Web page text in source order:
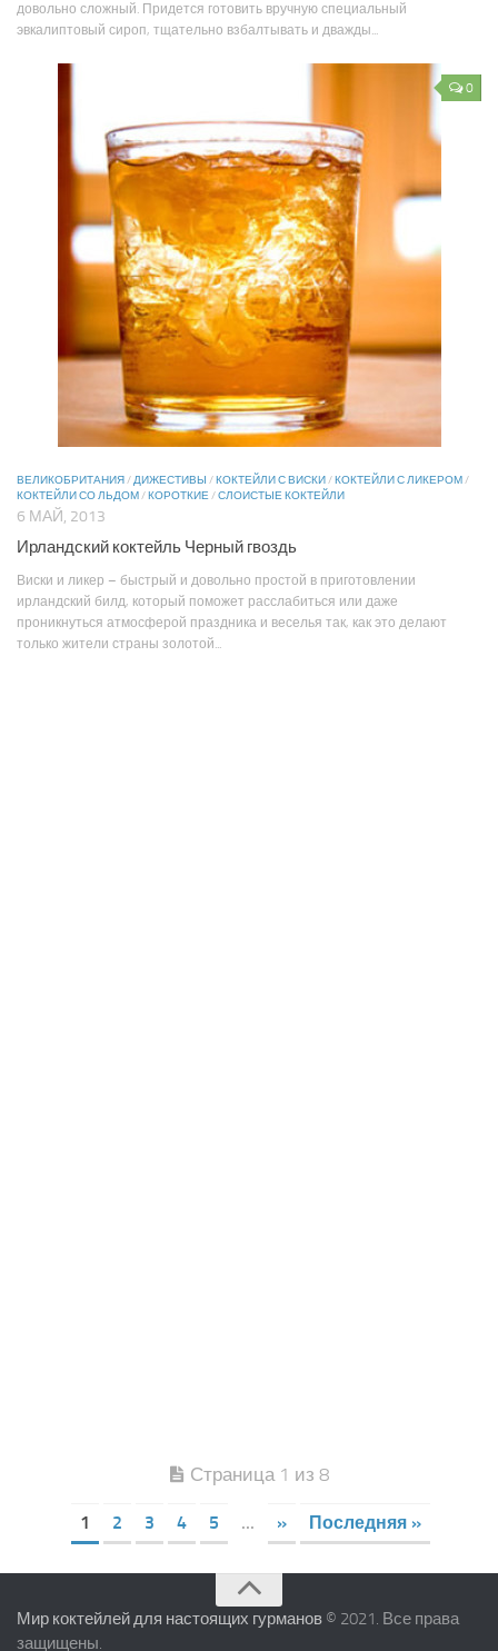
довольно сложный. Придется готовить вручную специальный
эвкалиптовый сироп, тщательно взбалтывать и дважды...
0
ВЕЛИКОБРИТАНИЯ/ДИЖЕСТИВЫ /КОКТЕЙЛИ С ВИСКИ/КОКТЕЙЛИ С ЛИКЕРОМ/
КОКТЕЙЛИ СО ЛЬДОМ/КОРОТКИЕ/СЛОИСТЫЕ КОКТЕЙЛИ
6 МАЙ, 2013
Ирландский коктейль Черный гвоздь
Виски и ликер – быстрый и довольно простой в приготовлении
ирландский билд, который поможет расслабиться или даже
проникнуться атмосферой праздника и веселья так, как это делают
только жители страны золотой...
Страница 1 из 8
1 2 3 4 5 ... » Последняя »
Мир коктейлей для настоящих гурманов © 2021. Все права
защищены.